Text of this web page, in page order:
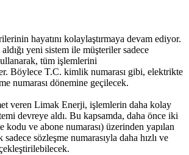
hayatını kolaylaştırmaya devam ediyor.
yeni sistem ile müşteriler sadece
tüm işlemlerini
Böylece T.C. kimlik numarası gibi, elektrikte
numarası dönemine geçilecek.
veren Limak Enerji, işlemlerin daha kolay
devreye aldı. Bu kapsamda, daha önce iki
kodu ve abone numarası) üzerinden yapılan
sözleşme numarasıyla daha hızlı ve